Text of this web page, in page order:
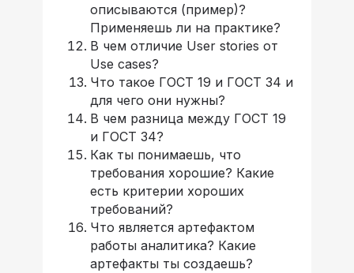
описываются (пример)?
Применяешь ли на практике?
В чем отличие User stories от
Use cases?
Что такое ГОСТ 19 и ГОСТ 34 и
для чего они нужны?
В чем разница между ГОСТ 19
и ГОСТ 34?
Как ты понимаешь, что
требования хорошие? Какие
есть критерии хороших
требований?
Что является артефактом
работы аналитика? Какие
артефакты ты создаешь?